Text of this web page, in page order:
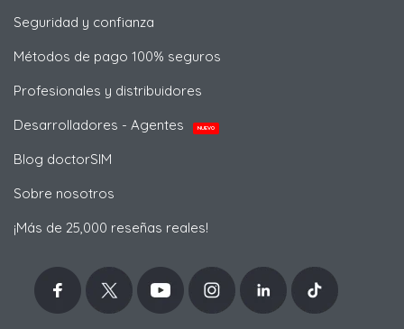
Seguridad y confianza
Métodos de pago 100% seguros
Profesionales y distribuidores
Desarrolladores - Agentes
NUEVO
Blog doctorSIM
Sobre nosotros
¡Más de 25,000 reseñas reales!